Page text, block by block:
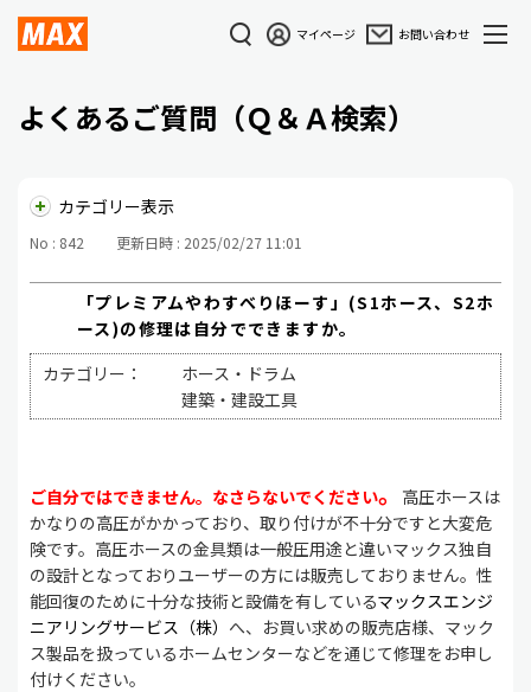
マイページ お問い合わせ
よくあるご質問（Ｑ＆Ａ検索）
カテゴリー表示
No : 842 更新日時 : 2025/02/27 11:01
「プレミアムやわすべりほーす」(S1ホース、S2ホ
ース)の修理は自分でできますか。
カテゴリー：
ホース・ドラム
建築・建設工具
ご自分ではできません。なさらないでください。
高圧ホースは
かなりの高圧がかかっており、取り付けが不十分ですと大変危
険です。高圧ホースの金具類は一般圧用途と違いマックス独自
の設計となっておりユーザーの方には販売しておりません。性
能回復のために十分な技術と設備を有しているマックスエンジ
ニアリングサービス（株） へ、お買い求めの販売店様、マック
ス製品を扱っているホームセンターなどを通じて修理をお申し
付けください。